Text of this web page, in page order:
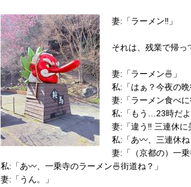
妻:「ラーメン‼︎」
それは、残業で帰っ
妻:「ラーメン🍜」
私:「はぁ？今夜の晩
妻:「ラーメン食べに
私:「もう…23時だ
妻:「違う‼︎ 三連休に
私:「あ〰︎、三連休ね
妻:「（京都の）一乗
私:「あ〰︎、一乗寺のラーメン🍜街道ね？」
妻:「うん。」